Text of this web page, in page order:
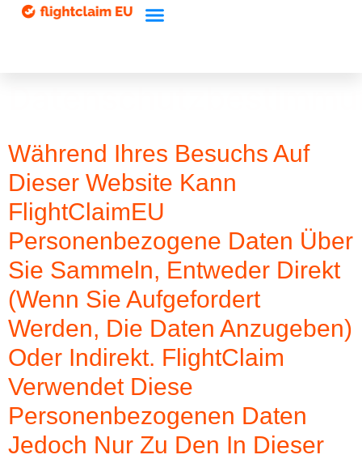
Während Ihres Besuchs Auf
Dieser Website Kann
FlightClaimEU
Personenbezogene Daten Über
Sie Sammeln, Entweder Direkt
(wenn Sie Aufgefordert
Werden, Die Daten Anzugeben)
Oder Indirekt. FlightClaim
Verwendet Diese
Personenbezogenen Daten
Jedoch Nur Zu Den In Dieser